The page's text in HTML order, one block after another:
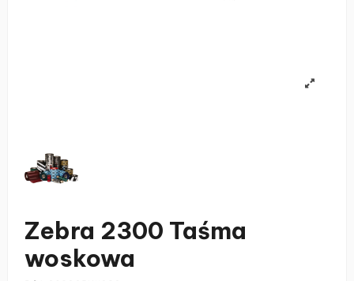
Zebra 2300 Taśma
woskowa